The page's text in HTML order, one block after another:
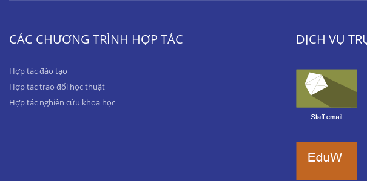
CÁC CHƯƠNG TRÌNH HỢP TÁC
Hợp tác đào tạo
Hợp tác trao đổi học thuật
Hợp tác nghiên cứu khoa học
DỊCH VỤ